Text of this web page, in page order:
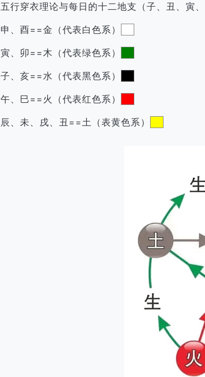
五行穿衣理论与每日的十二地支（子、丑、寅
申、酉==金（代表白色系）
寅、卯==木（代表绿色系）
子、亥==水（代表黑色系）
午、巳==火（代表红色系）
辰、未、戌、丑==土（表黄色系）